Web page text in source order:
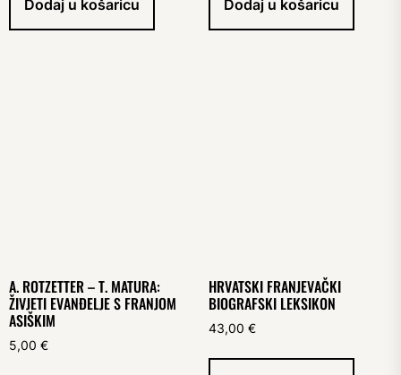
Dodaj u košaricu Dodaj u košaricu
A. ROTZETTER – T. MATURA:
ŽIVJETI EVANĐELJE S FRANJOM
ASIŠKIM
5,00 €
HRVATSKI FRANJEVAČKI
BIOGRAFSKI LEKSIKON
43,00 €